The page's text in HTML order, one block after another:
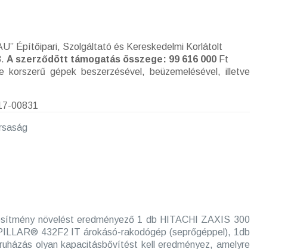
Építőipari, Szolgáltató és Kereskedelmi Korlátolt
A szerződött támogatás összege: 99 616 000 Ft
gépek beszerzésével, beüzemelésével, illetve
00831
növelést eredményező 1 db HITACHI ZAXIS 300
432F2 IT árokásó-rakodógép (seprőgéppel), 1db
olyan kapacitásbővítést kell eredményez, amelyre